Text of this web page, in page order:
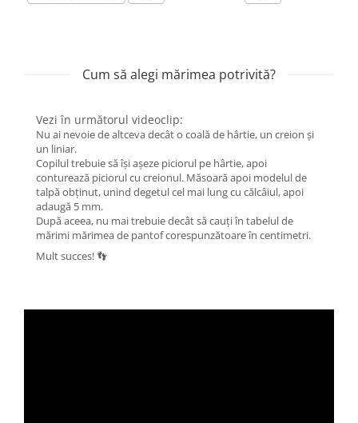
Cum să alegi mărimea potrivită?
Vezi în următorul videoclip:
Nu ai nevoie de altceva decât o coală de hârtie, un creion și
un liniar.
Copilul trebuie să își așeze piciorul pe hârtie, apoi
conturează piciorul cu creionul. Măsoară apoi modelul de
talpă obținut, unind degetul cel mai lung cu călcâiul, apoi
adaugă 5 mm.
După aceea, nu mai trebuie decât să cauți în tabelul de
mărimi mărimea de pantof corespunzătoare în centimetri.
Mult succes! 👣